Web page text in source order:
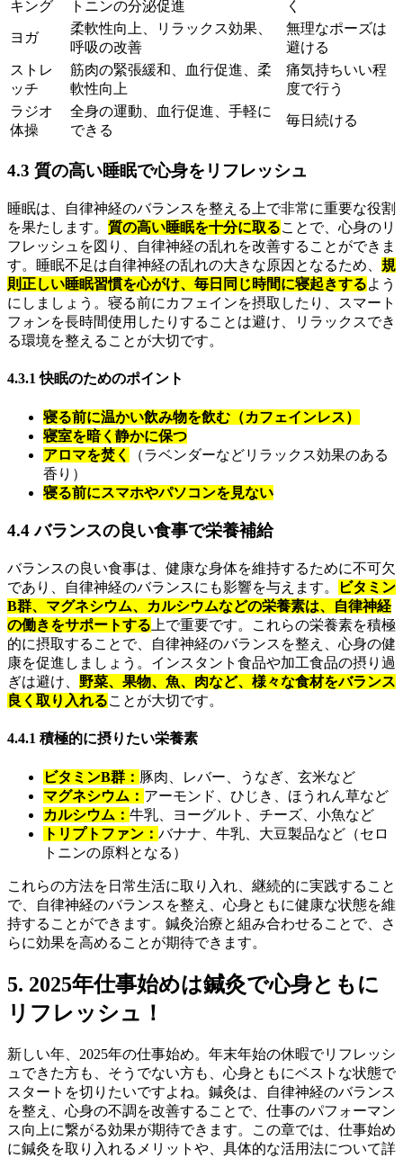
キング トニンの分泌促進 く
ヨガ
柔軟性向上、リラックス効果、
呼吸の改善
無理なポーズは
避ける
ストレ
ッチ
筋肉の緊張緩和、血行促進、柔
軟性向上
痛気持ちいい程
度で行う
ラジオ
体操
全身の運動、血行促進、手軽に
できる
毎日続ける
4.3 質の高い睡眠で心身をリフレッシュ
睡眠は、自律神経のバランスを整える上で非常に重要な役割
を果たします。 質の高い睡眠を十分に取ることで、心身のリ
フレッシュを図り、自律神経の乱れを改善することができま
す。睡眠不足は自律神経の乱れの大きな原因となるため、 規
則正しい睡眠習慣を心がけ、毎日同じ時間に寝起きするよう
にしましょう。寝る前にカフェインを摂取したり、スマート
フォンを長時間使用したりすることは避け、リラックスでき
る環境を整えることが大切です。
4.3.1 快眠のためのポイント
寝る前に温かい飲み物を飲む（カフェインレス）
寝室を暗く静かに保つ
アロマを焚く
（ラベンダーなどリラックス効果のある
香り）
寝る前にスマホやパソコンを見ない
4.4 バランスの良い食事で栄養補給
バランスの良い食事は、健康な身体を維持するために不可欠
であり、自律神経のバランスにも影響を与えます。
ビタミン
B群、マグネシウム、カルシウムなどの栄養素は、自律神経
の働きをサポートする 上で重要です。これらの栄養素を積極
的に摂取することで、自律神経のバランスを整え、心身の健
康を促進しましょう。インスタント食品や加工食品の摂り過
ぎは避け、 野菜、果物、魚、肉など、様々な食材をバランス
良く取り入れることが大切です。
4.4.1 積極的に摂りたい栄養素
ビタミンB群： 豚肉、レバー、うなぎ、玄米など
マグネシウム： アーモンド、ひじき、ほうれん草など
カルシウム： 牛乳、ヨーグルト、チーズ、小魚など
トリプトファン： バナナ、牛乳、大豆製品など（セロ
トニンの原料となる）
これらの方法を日常生活に取り入れ、継続的に実践すること
で、自律神経のバランスを整え、心身ともに健康な状態を維
持することができます。鍼灸治療と組み合わせることで、さ
らに効果を高めることが期待できます。
5. 2025年仕事始めは鍼灸で心身ともに
リフレッシュ！
新しい年、2025年の仕事始め。年末年始の休暇でリフレッシ
ュできた方も、そうでない方も、心身ともにベストな状態で
スタートを切りたいですよね。鍼灸は、自律神経のバランス
を整え、心身の不調を改善することで、仕事のパフォーマン
ス向上に繋がる効果が期待できます。この章では、仕事始め
に鍼灸を取り入れるメリットや、具体的な活用法について詳